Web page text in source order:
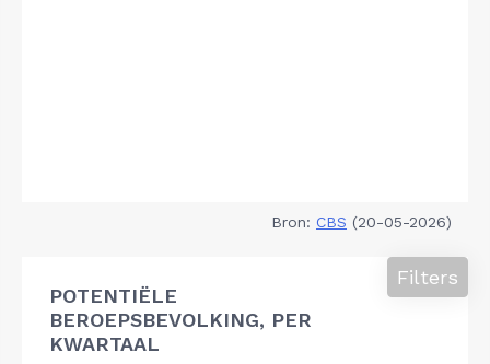
Bron: CBS (20-05-2026)
POTENTIËLE
BEROEPSBEVOLKING, PER
KWARTAAL
Filters